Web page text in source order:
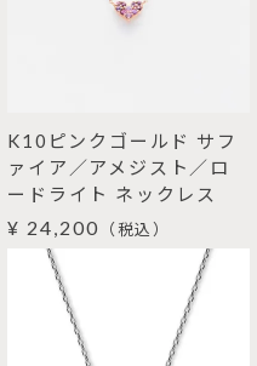
K10ピンクゴールド サフ
ァイア／アメジスト／ロ
ードライト ネックレス
¥ 24,200 （税込）